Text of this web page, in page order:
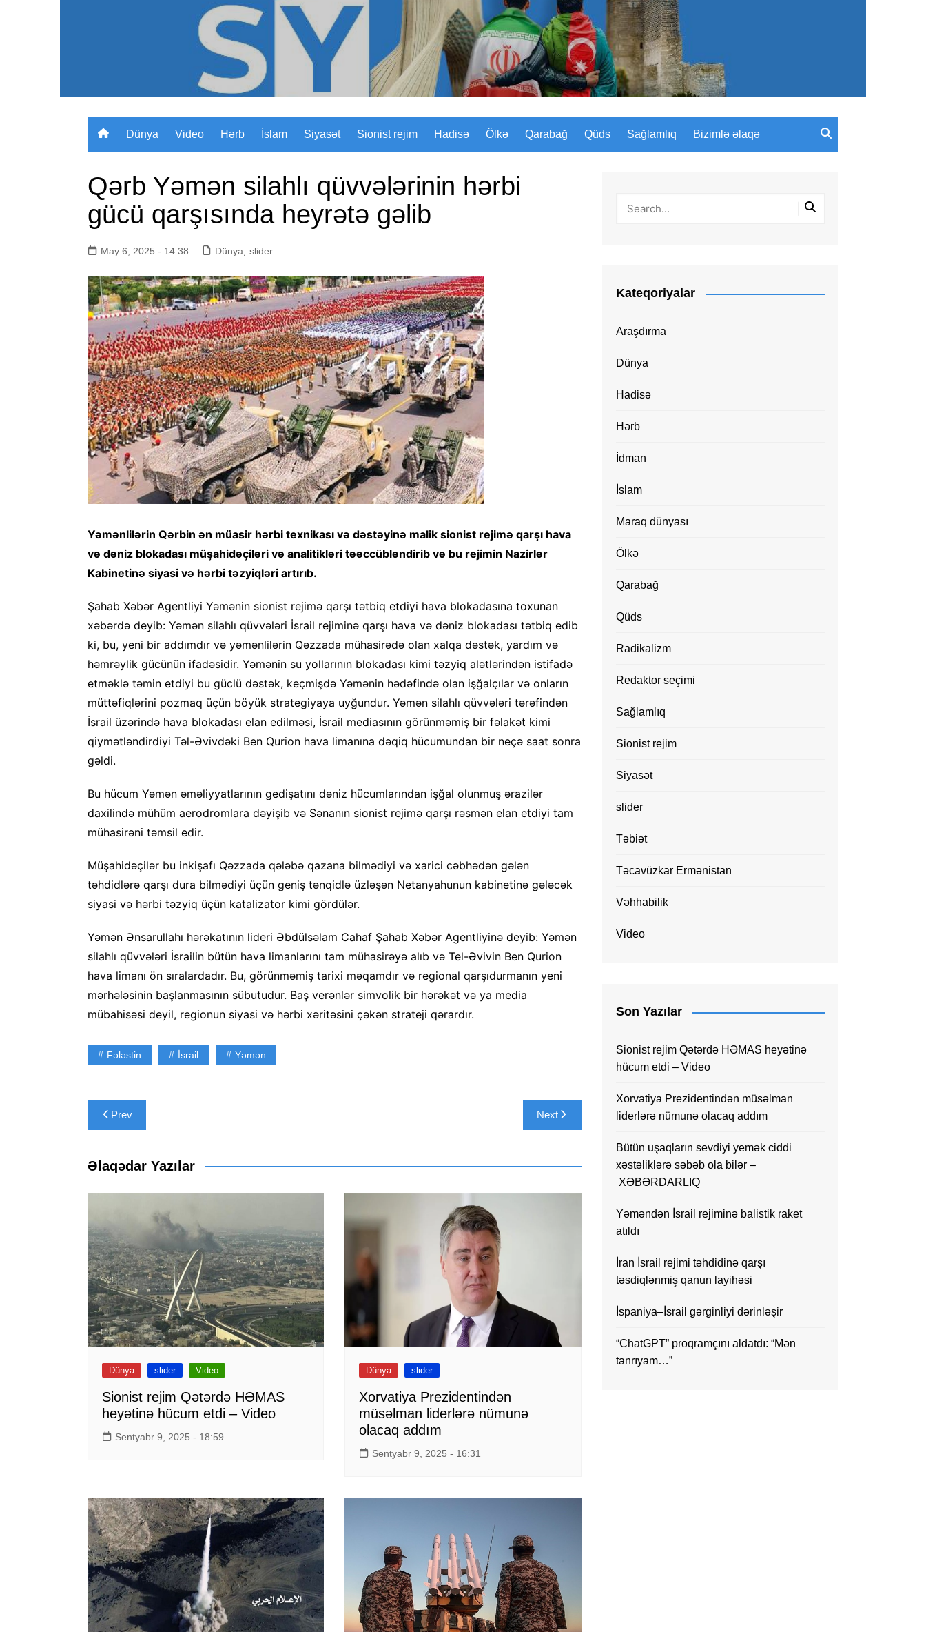
Sizinyol.org
Dünya Video Hərb İslam Siyasət Sionist rejim Hadisə Ölkə Qarabağ Qüds Sağlamlıq Bizimlə əlaqə
Qərb Yəmən silahlı qüvvələrinin hərbi
gücü qarşısında heyrətə gəlib
May 6, 2025 - 14:38 Dünya slider
Yəmənlilərin Qərbin ən müasir hərbi texnikası və dəstəyinə malik sionist rejimə qarşı hava
və dəniz blokadası müşahidəçiləri və analitikləri təəccübləndirib və bu rejimin Nazirlər
Kabinetinə siyasi və hərbi təzyiqləri artırıb.
Şahab Xəbər Agentliyi Yəmənin sionist rejimə qarşı tətbiq etdiyi hava blokadasına toxunan
xəbərdə deyib: Yəmən silahlı qüvvələri İsrail rejiminə qarşı hava və dəniz blokadası tətbiq edib
ki, bu, yeni bir addımdır və yəmənlilərin Qəzzada mühasirədə olan xalqa dəstək, yardım və
həmrəylik gücünün ifadəsidir. Yəmənin su yollarının blokadası kimi təzyiq alətlərindən istifadə
etməklə təmin etdiyi bu güclü dəstək, keçmişdə Yəmənin hədəfində olan işğalçılar və onların
müttəfiqlərini pozmaq üçün böyük strategiyaya uyğundur. Yəmən silahlı qüvvələri tərəfindən
İsrail üzərində hava blokadası elan edilməsi, İsrail mediasının görünməmiş bir fəlakət kimi
qiymətləndirdiyi Təl-Əvivdəki Ben Qurion hava limanına dəqiq hücumundan bir neçə saat sonra
gəldi.
Bu hücum Yəmən əməliyyatlarının gedişatını dəniz hücumlarından işğal olunmuş ərazilər
daxilində mühüm aerodromlara dəyişib və Sənanın sionist rejimə qarşı rəsmən elan etdiyi tam
mühasirəni təmsil edir.
Müşahidəçilər bu inkişafı Qəzzada qələbə qazana bilmədiyi və xarici cəbhədən gələn
təhdidlərə qarşı dura bilmədiyi üçün geniş tənqidlə üzləşən Netanyahunun kabinetinə gələcək
siyasi və hərbi təzyiq üçün katalizator kimi gördülər.
Yəmən Ənsarullahı hərəkatının lideri Əbdülsəlam Cahaf Şahab Xəbər Agentliyinə deyib: Yəmən
silahlı qüvvələri İsrailin bütün hava limanlarını tam mühasirəyə alıb və Tel-Əvivin Ben Qurion
hava limanı ön sıralardadır. Bu, görünməmiş tarixi məqamdır və regional qarşıdurmanın yeni
mərhələsinin başlanmasının sübutudur. Baş verənlər simvolik bir hərəkət və ya media
mübahisəsi deyil, regionun siyasi və hərbi xəritəsini çəkən strateji qərardır.
Fələstin İsrail Yəmən
Yazı
naviqasiyası
Prev Next
Əlaqədar Yazılar
Dünya slider Video
Sionist rejim Qətərdə HƏMAS
heyətinə hücum etdi – Video
Sentyabr 9, 2025 - 18:59
Dünya slider
Xorvatiya Prezidentindən
müsəlman liderlərə nümunə
olacaq addım
Sentyabr 9, 2025 - 16:31
Kateqoriyalar
Araşdırma
Dünya
Hadisə
Hərb
İdman
İslam
Maraq dünyası
Ölkə
Qarabağ
Qüds
Radikalizm
Redaktor seçimi
Sağlamlıq
Sionist rejim
Siyasət
slider
Təbiət
Təcavüzkar Ermənistan
Vəhhabilik
Video
Son Yazılar
Sionist rejim Qətərdə HƏMAS heyətinə
hücum etdi – Video
Xorvatiya Prezidentindən müsəlman
liderlərə nümunə olacaq addım
Bütün uşaqların sevdiyi yemək ciddi
xəstəliklərə səbəb ola bilər –
XƏBƏRDARLIQ
Yəməndən İsrail rejiminə balistik raket
atıldı
İran İsrail rejimi təhdidinə qarşı
təsdiqlənmiş qanun layihəsi
İspaniya–İsrail gərginliyi dərinləşir
“ChatGPT” proqramçını aldatdı: “Mən
tanrıyam…”